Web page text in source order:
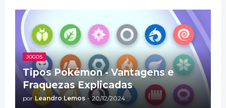
JOGOS
Tipos Pokémon - Vantagens e
Fraquezas Explicadas
por Leandro Lemos - 20/12/2024